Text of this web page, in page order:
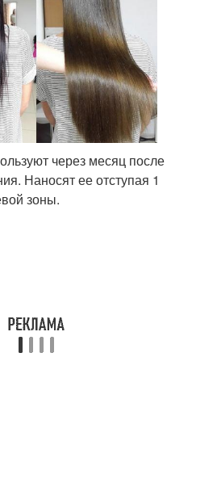
через месяц после
Наносят ее отступая 1
зоны.